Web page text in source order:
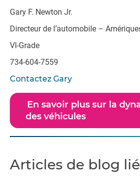
Gary F. Newton Jr.
Directeur de l’automobile –
VI-Grade
734-604-7559
Contactez Gary
En savoir plus sur la
des véhicules
Articles de blog